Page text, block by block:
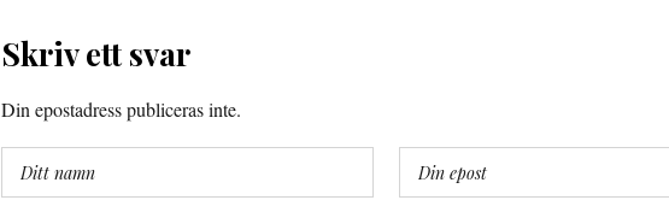
Skriv ett svar
Din epostadress publiceras inte.